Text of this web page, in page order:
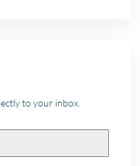
to your inbox.